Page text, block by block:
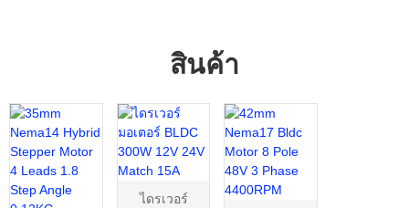
สินค้า
ไดรเวอร์